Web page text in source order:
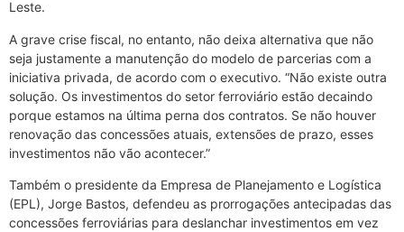
Leste.
A grave crise fiscal, no entanto, não deixa alternativa que não
seja justamente a manutenção do modelo de parcerias com a
iniciativa privada, de acordo com o executivo. “Não existe outra
solução. Os investimentos do setor ferroviário estão decaindo
porque estamos na última perna dos contratos. Se não houver
renovação das concessões atuais, extensões de prazo, esses
investimentos não vão acontecer.”
Também o presidente da Empresa de Planejamento e Logística
(EPL), Jorge Bastos, defendeu as prorrogações antecipadas das
concessões ferroviárias para deslanchar investimentos em vez